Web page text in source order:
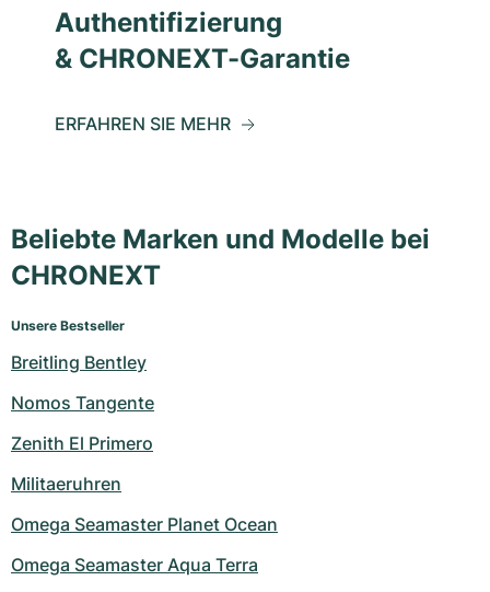
Authentifizierung
& CHRONEXT-Garantie
ERFAHREN SIE MEHR
Beliebte Marken und Modelle bei
CHRONEXT
Unsere Bestseller
Breitling Bentley
Nomos Tangente
Zenith El Primero
Militaeruhren
Omega Seamaster Planet Ocean
Omega Seamaster Aqua Terra